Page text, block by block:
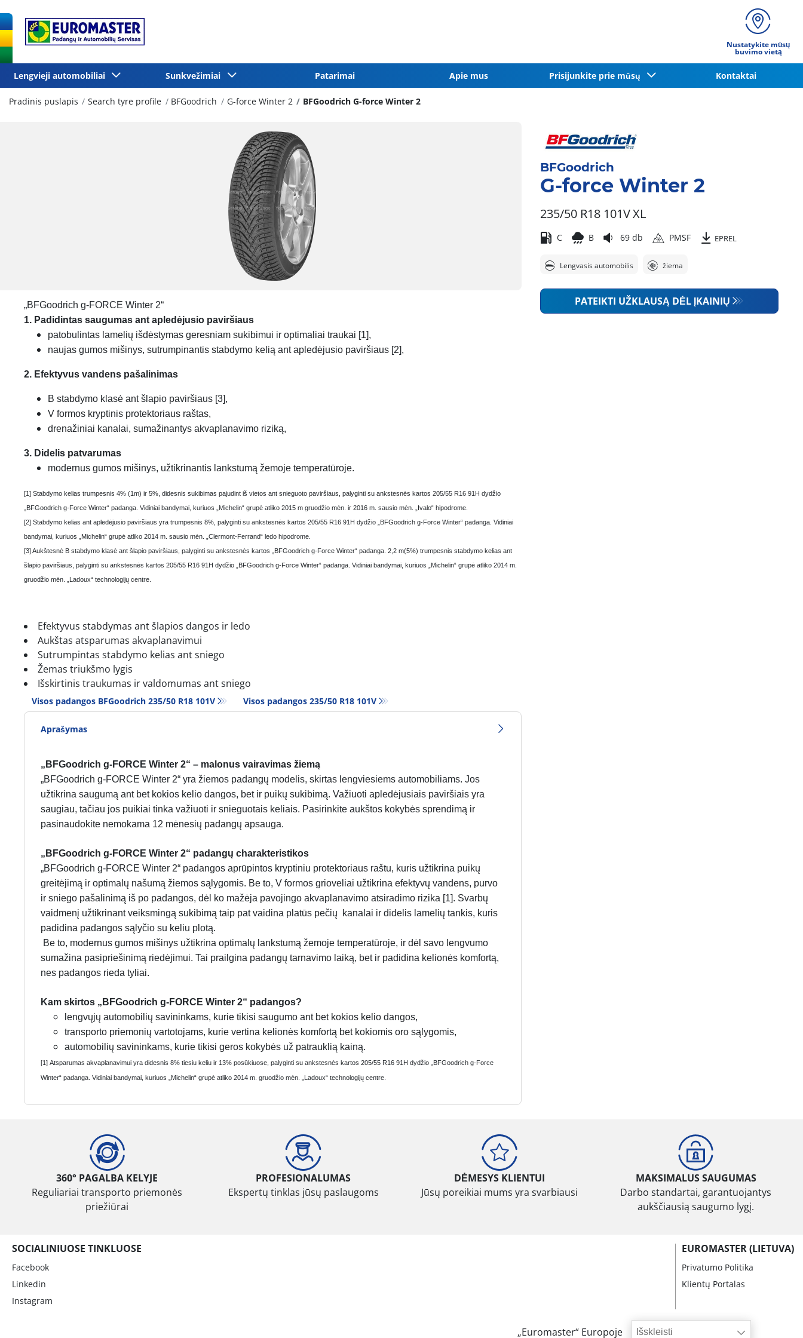
Nustatykite mūsų
buvimo vietą
Lengvieji automobiliai Sunkvežimiai Patarimai Apie mus Prisijunkite prie mūsų Kontaktai
Pradinis puslapis Search tyre profile BFGoodrich G-force Winter 2 BFGoodrich G-force Winter 2
„BFGoodrich g-FORCE Winter 2“
1. Padidintas saugumas ant apledėjusio paviršiaus
patobulintas lamelių išdėstymas geresniam sukibimui ir optimaliai traukai [1],
naujas gumos mišinys, sutrumpinantis stabdymo kelią ant apledėjusio paviršiaus [2],
2. Efektyvus vandens pašalinimas
B stabdymo klasė ant šlapio paviršiaus [3],
V formos kryptinis protektoriaus raštas,
drenažiniai kanalai, sumažinantys akvaplanavimo riziką,
3. Didelis patvarumas
modernus gumos mišinys, užtikrinantis lankstumą žemoje temperatūroje.
[1] Stabdymo kelias trumpesnis 4% (1m) ir 5%, didesnis sukibimas pajudint iš vietos ant snieguoto paviršiaus, palyginti su ankstesnės kartos 205/55 R16 91H dydžio
„BFGoodrich g-Force Winter“ padanga. Vidiniai bandymai, kuriuos „Michelin“ grupė atliko 2015 m gruodžio mėn. ir 2016 m. sausio mėn. „Ivalo“ hipodrome.
[2] Stabdymo kelias ant apledėjusio paviršiaus yra trumpesnis 8%, palyginti su ankstesnės kartos 205/55 R16 91H dydžio „BFGoodrich g-Force Winter“ padanga. Vidiniai
bandymai, kuriuos „Michelin“ grupė atliko 2014 m. sausio mėn. „Clermont-Ferrand“ ledo hipodrome.
[3] Aukštesnė B stabdymo klasė ant šlapio paviršiaus, palyginti su ankstesnės kartos „BFGoodrich g-Force Winter“ padanga. 2,2 m(5%) trumpesnis stabdymo kelias ant
šlapio paviršiaus, palyginti su ankstesnės kartos 205/55 R16 91H dydžio „BFGoodrich g-Force Winter“ padanga. Vidiniai bandymai, kuriuos „Michelin“ grupė atliko 2014 m.
gruodžio mėn. „Ladoux“ technologijų centre.
Efektyvus stabdymas ant šlapios dangos ir ledo
Aukštas atsparumas akvaplanavimui
Sutrumpintas stabdymo kelias ant sniego
Žemas triukšmo lygis
Išskirtinis traukumas ir valdomumas ant sniego
Visos padangos BFGoodrich 235/50 R18 101V Visos padangos‎ 235/50 R18 101V
Aprašymas
„BFGoodrich g-FORCE Winter 2“ – malonus vairavimas žiemą
„BFGoodrich g-FORCE Winter 2“ yra žiemos padangų modelis, skirtas lengviesiems automobiliams. Jos
užtikrina saugumą ant bet kokios kelio dangos, bet ir puikų sukibimą. Važiuoti apledėjusiais paviršiais yra
saugiau, tačiau jos puikiai tinka važiuoti ir snieguotais keliais. Pasirinkite aukštos kokybės sprendimą ir
pasinaudokite nemokama 12 mėnesių padangų apsauga.
„BFGoodrich g-FORCE Winter 2“ padangų charakteristikos
„BFGoodrich g-FORCE Winter 2“ padangos aprūpintos kryptiniu protektoriaus raštu, kuris užtikrina puikų
greitėjimą ir optimalų našumą žiemos sąlygomis. Be to, V formos grioveliai užtikrina efektyvų vandens, purvo
ir sniego pašalinimą iš po padangos, dėl ko mažėja pavojingo akvaplanavimo atsiradimo rizika [1]. Svarbų
vaidmenį užtikrinant veiksmingą sukibimą taip pat vaidina platūs pečių kanalai ir didelis lamelių tankis, kuris
padidina padangos sąlyčio su keliu plotą.
Be to, modernus gumos mišinys užtikrina optimalų lankstumą žemoje temperatūroje, ir dėl savo lengvumo
sumažina pasipriešinimą riedėjimui. Tai prailgina padangų tarnavimo laiką, bet ir padidina kelionės komfortą,
nes padangos rieda tyliai.
Kam skirtos „BFGoodrich g-FORCE Winter 2“ padangos?
lengvųjų automobilių savininkams, kurie tikisi saugumo ant bet kokios kelio dangos,
transporto priemonių vartotojams, kurie vertina kelionės komfortą bet kokiomis oro sąlygomis,
automobilių savininkams, kurie tikisi geros kokybės už patrauklią kainą.
[1] Atsparumas akvaplanavimui yra didesnis 8% tiesiu keliu ir 13% posūkiuose, palyginti su ankstesnės kartos 205/55 R16 91H dydžio „BFGoodrich g-Force
Winter“ padanga. Vidiniai bandymai, kuriuos „Michelin“ grupė atliko 2014 m. gruodžio mėn. „Ladoux“ technologijų centre.
BFGoodrich
G-force Winter 2
235/50 R18 101VXL
C B 69 db PMSF EPREL
Lengvasis automobilis žiema
PATEIKTI UŽKLAUSĄ DĖL ĮKAINIŲ
360° PAGALBA KELYJE
Reguliariai transporto priemonės
priežiūrai
PROFESIONALUMAS
Ekspertų tinklas jūsų paslaugoms
DĖMESYS KLIENTUI
Jūsų poreikiai mums yra svarbiausi
MAKSIMALUS SAUGUMAS
Darbo standartai, garantuojantys
aukščiausią saugumo lygį.
SOCIALINIUOSE TINKLUOSE
Facebook
Linkedin
Instagram
EUROMASTER (LIETUVA)
Privatumo Politika
Klientų Portalas
„Euromaster“ Europoje Išskleisti